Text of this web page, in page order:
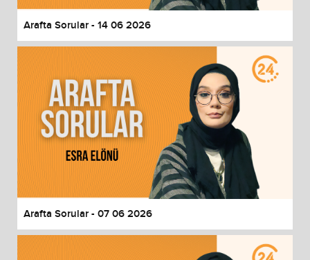
Arafta Sorular - 14 06 2026
Arafta Sorular - 07 06 2026